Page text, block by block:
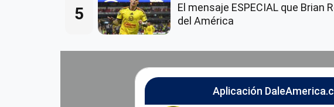
5
El mensaje ESPECIAL que Brian
del América
Aplicación